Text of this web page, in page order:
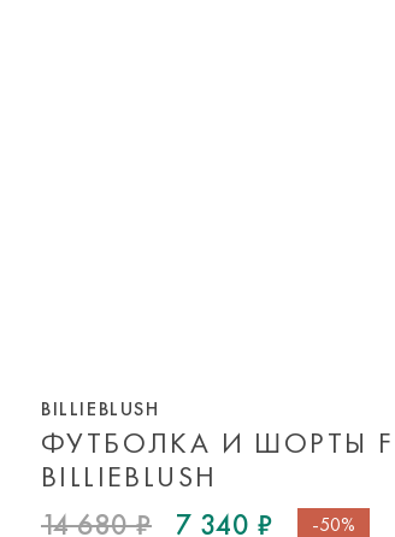
ФУТБОЛКА И ШОРТЫ
BILLIEBLUSH
BILLIEBLUSH
14 680 ₽ 7 340 ₽ -50%